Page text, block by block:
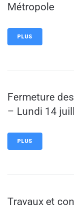
Métropole
PLUS
Fermeture
– Lundi 14
PLUS
Travaux et